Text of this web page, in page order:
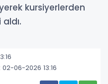
kursiyerlerden
06-2026 13:16